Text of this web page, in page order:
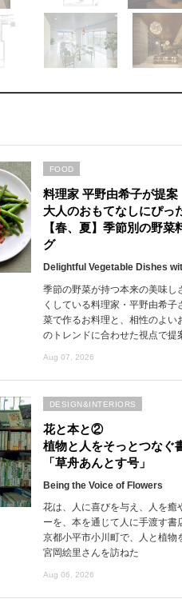
料理家 平野由希子が提案
大人のおもてなしにぴっ
【春、夏】季節別の野
グ
Delightful Vegetable Dishes
季節の野菜が持つ本来の美味し
くしている料理家・平野由希
菜で作るお料理と、相性のよい
のトレンドに合わせた視点で提
Aug 07, 2026
FOOD
花と本と②
植物と人をそっとつなぐ
「草舟あんとす号」
Being the Voice of Flowers
花は、人に喜びを与え、人を癒
ーを、本を通じて人に手渡す書
京都小平市小川町で、人と植物
宮岡絵里さんを訪ねた
Aug 06, 2026
DESIGN&INTERIORS